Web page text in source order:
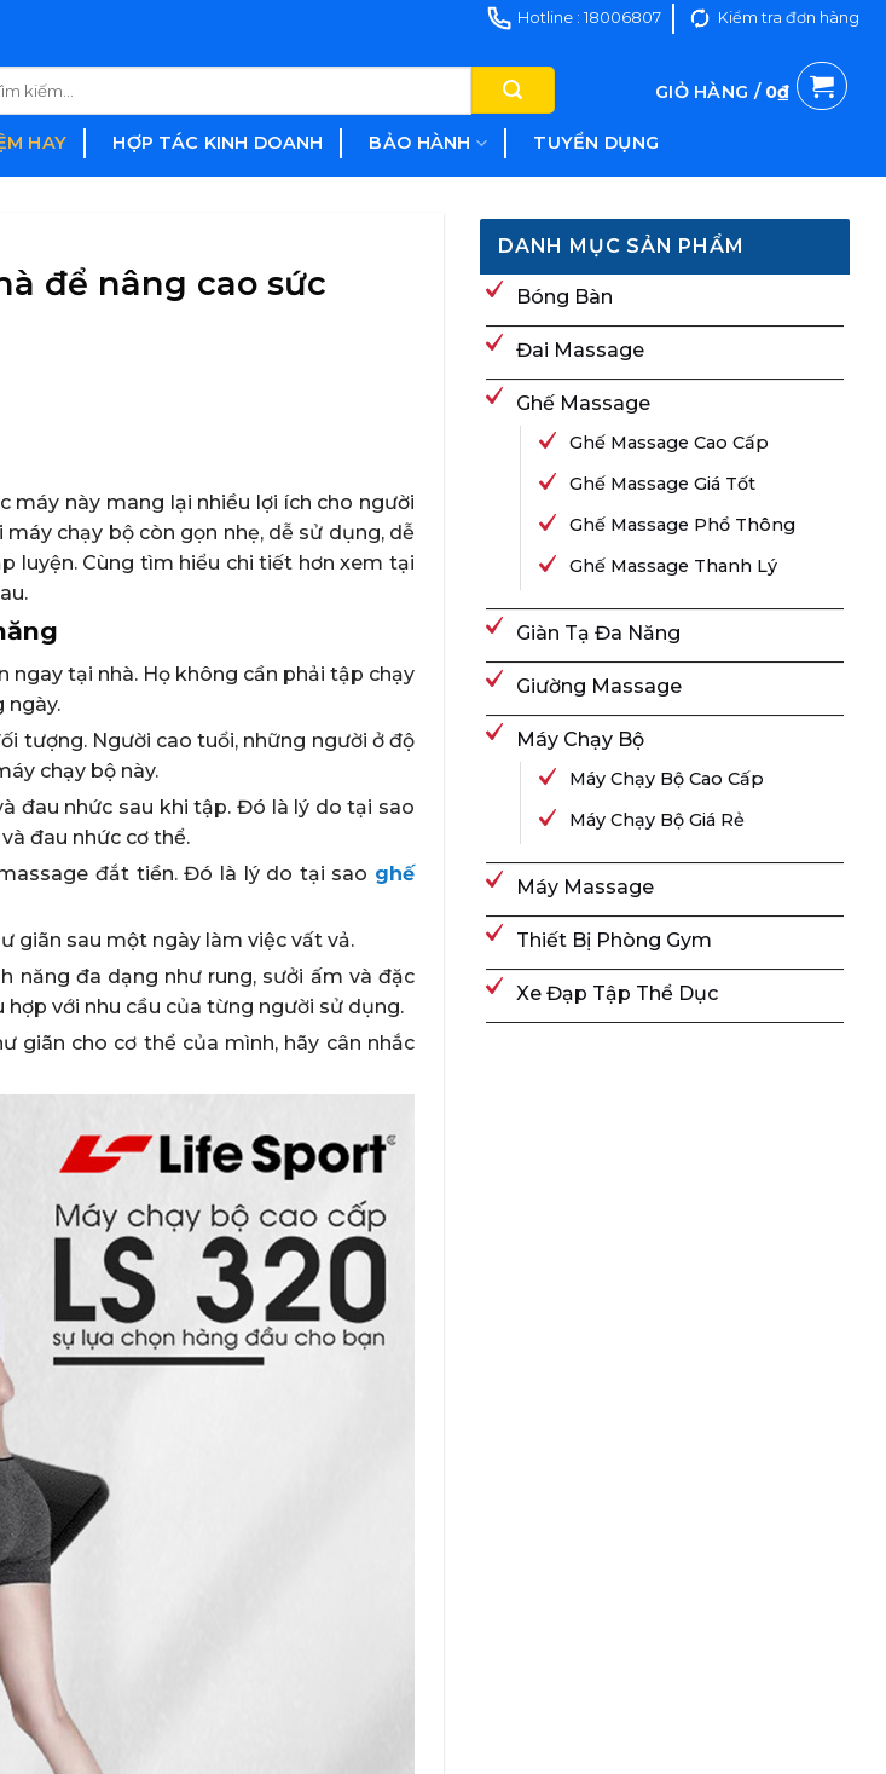
Hotline : 18006807 Kiểm tra đơn hàng
HAY HỢP TÁC KINH DOANH BẢO HÀNH TUYỂN DỤNG
GIỎ HÀNG / 0₫
để nâng cao sức
máy này mang lại nhiều lợi ích cho người
chạy bộ còn gọn nhẹ, dễ sử dụng, dễ
luyện. Cùng tìm hiểu chi tiết hơn xem tại
ngay tại nhà. Họ không cần phải tập chạy
ngày.
tượng. Người cao tuổi, những người ở độ
chạy bộ này.
đau nhức sau khi tập. Đó là lý do tại sao
đau nhức cơ thể.
đắt tiền. Đó là lý do tại sao ghế
giãn sau một ngày làm việc vất vả.
năng đa dạng như rung, sưởi ấm và đặc
với nhu cầu của từng người sử dụng.
giãn cho cơ thể của mình, hãy cân nhắc
DANH MỤC SẢN PHẨM
Bóng Bàn
Đai Massage
Ghế Massage
Ghế Massage Cao Cấp
Ghế Massage Giá Tốt
Ghế Massage Phổ Thông
Ghế Massage Thanh Lý
Giàn Tạ Đa Năng
Giường Massage
Máy Chạy Bộ
Máy Chạy Bộ Cao Cấp
Máy Chạy Bộ Giá Rẻ
Máy Massage
Thiết Bị Phòng Gym
Xe Đạp Tập Thể Dục